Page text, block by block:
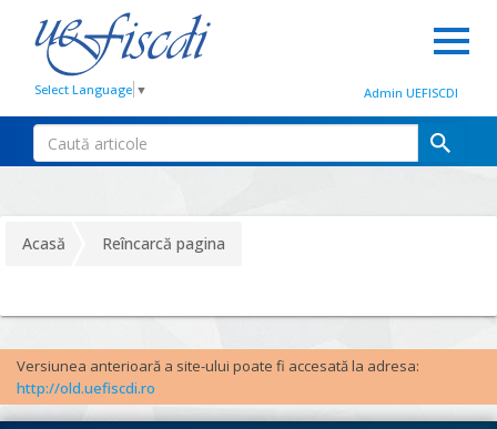
Select Language ▼ Admin UEFISCDI
Acasă Reîncarcă pagina
Versiunea anterioară a site-ului poate fi accesată la adresa:
http://old.uefiscdi.ro